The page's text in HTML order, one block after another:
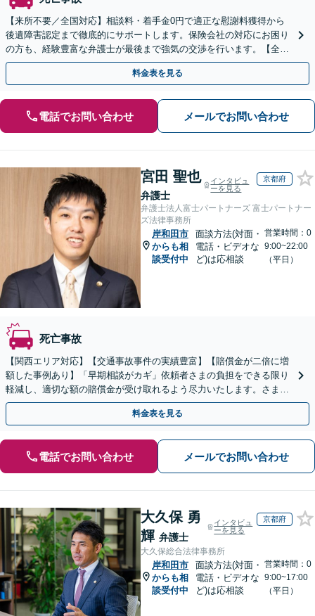
【来所不要／全国対応】相談料・着手金0円で適正な慰謝料獲得から
後遺障害認定まで徹底的にサポートします。保険会社の対応にお困り
の方も、経験豊富な弁護士が最後まで強気の交渉を行います。【全国
13拠点】お気軽にご相談ください。
料金表を見る
電話でお問い合わせ メールでお問い合わせ
宮田 聖也
弁護士
インタビュ
ーを見る
京都府
弁護士法人富士パートナーズ 富士パートナー
ズ法律事務所
岸和田市
からも相
談受付中
面談方法(対面・
電話・ビデオな
ど)は応相談
営業時間：0
9:00~22:00
（平日）
死亡事故
【関西エリア対応】【交通事故事件の実績豊富】【賠償金が二倍に増
額した事例あり】「早期相談がカギ」依頼者さまの負担をできる限り
軽減し、適切な額の賠償金が受け取れるよう尽力いたします。さまざ
まな角度から示談の提案をおこない、利益の最大化を目指す
料金表を見る
電話でお問い合わせ メールでお問い合わせ
大久保 勇
輝 弁護士
インタビュ
ーを見る
京都府
大久保総合法律事務所
岸和田市
からも相
談受付中
面談方法(対面・
電話・ビデオな
ど)は応相談
営業時間：0
9:00~17:00
（平日）